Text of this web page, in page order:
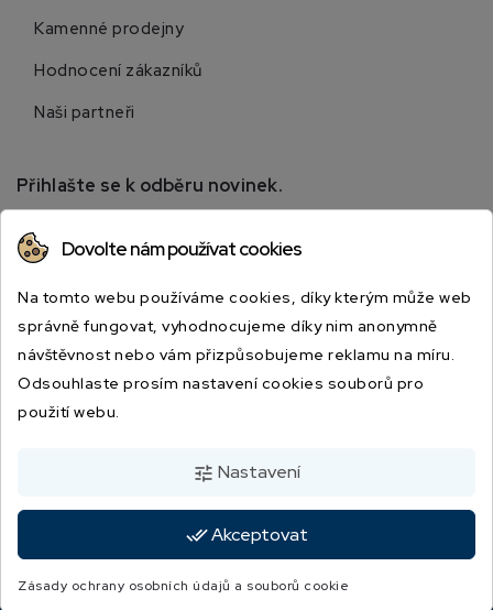
Kamenné prodejny
Hodnocení zákazníků
Naši partneři
Přihlašte se k odběru novinek.
speciálních slevách.
© 2026 - JBSPORT.CZ | Vytvořila digitální agentura
4WORKS Solutions
Dovolte nám používat cookies
Na tomto webu používáme cookies, díky kterým může web
správně fungovat, vyhodnocujeme díky nim anonymně
návštěvnost nebo vám přizpůsobujeme reklamu na míru.
Odsouhlaste prosím nastavení cookies souborů pro
použití webu.
tune Nastavení
done_allAkceptovat
Zásady ochrany osobních údajů a souborů cookie